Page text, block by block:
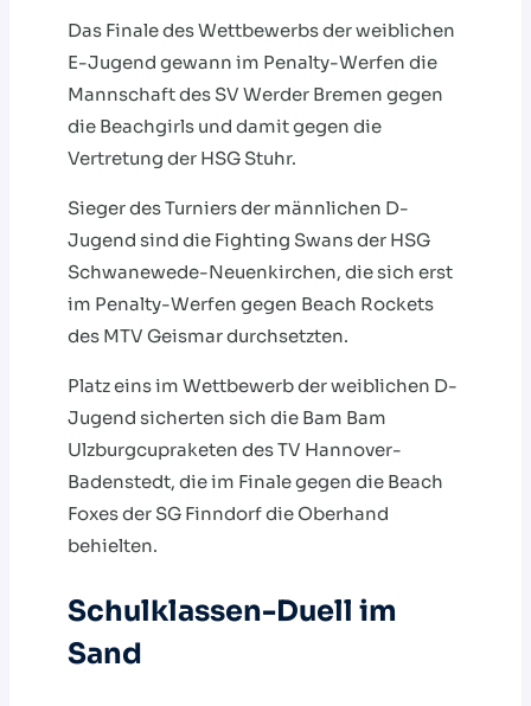
Das Finale des Wettbewerbs der weiblichen
E-Jugend gewann im Penalty-Werfen die
Mannschaft des SV Werder Bremen gegen
die Beachgirls und damit gegen die
Vertretung der HSG Stuhr.
Sieger des Turniers der männlichen D-
Jugend sind die Fighting Swans der HSG
Schwanewede-Neuenkirchen, die sich erst
im Penalty-Werfen gegen Beach Rockets
des MTV Geismar durchsetzten.
Platz eins im Wettbewerb der weiblichen D-
Jugend sicherten sich die Bam Bam
Ulzburgcupraketen des TV Hannover-
Badenstedt, die im Finale gegen die Beach
Foxes der SG Finndorf die Oberhand
behielten.
Schulklassen-Duell im
Sand